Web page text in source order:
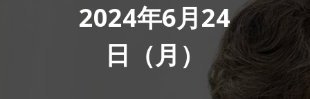
2024年6月24
日（月）